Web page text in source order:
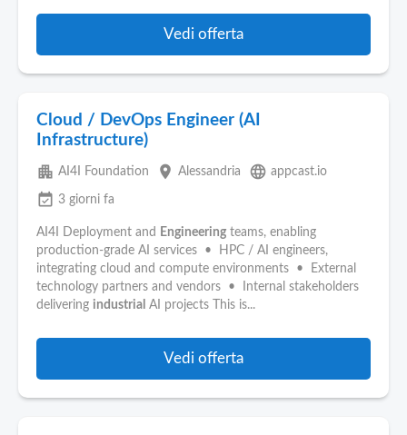
Vedi offerta
Cloud / DevOps Engineer (AI
Infrastructure)
apartment AI4I Foundation place Alessandria language appcast.io
event_available 3 giorni fa
AI4I Deployment and Engineering teams, enabling
production-grade AI services • HPC / AI engineers,
integrating cloud and compute environments • External
technology partners and vendors • Internal stakeholders
delivering industrial AI projects This is...
Vedi offerta